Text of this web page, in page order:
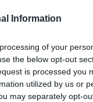
Information
of your
the below opt-out
is processed you
utilized by us or
may separately opt-